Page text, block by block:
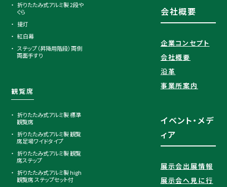
折りたたみ式アルミ製 2段や
ぐら
提灯
紅白幕
ステップ（昇降用階段）両側
両面手すり
観覧席
折りたたみ式アルミ製 標準
観覧席
折りたたみ式アルミ製 観覧
席足場ワイドタイプ
折りたたみ式アルミ製 観覧
席ステップ
折りたたみ式アルミ製 high
観覧席 ステップセット付
会社概要
企業コンセプト
会社概要
沿革
事業所案内
イベント・メデ
ィア
展示会出展情報
展示会へ見に行